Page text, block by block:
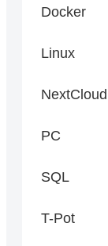
Docker
Linux
NextCloud
PC
SQL
T-Pot